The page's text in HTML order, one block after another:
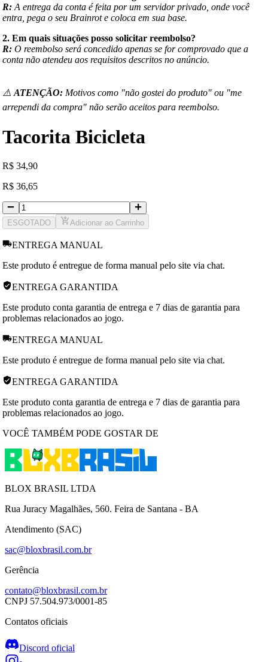
R: A entrega da conta é feita por um servidor privado, onde você
entra, pega o seu Brainrot e coloca em sua base.
2. Em quais situações posso solicitar reembolso?
R: O reembolso será concedido apenas se for comprovado que a
conta não atendeu aos requisitos descritos no anúncio.
⚠️ ATENÇÃO: Motivos como "não gostei do produto" ou "me
arrependi da compra" não serão aceitos para reembolso.
Tacorita Bicicleta
R$ 34,90
R$ 36,65
ESGOTADO Adicionar ao Carrinho
ENTREGA MANUAL
Este produto é entregue de forma manual pelo site via chat.
ENTREGA GARANTIDA
Este produto conta garantia de entrega e 7 dias de garantia para
problemas relacionados ao jogo.
ENTREGA MANUAL
Este produto é entregue de forma manual pelo site via chat.
ENTREGA GARANTIDA
Este produto conta garantia de entrega e 7 dias de garantia para
problemas relacionados ao jogo.
VOCÊ TAMBÉM PODE GOSTAR DE
BLOX BRASIL LTDA
Rua Juracy Magalhães, 560. Feira de Santana - BA
Atendimento (SAC)
sac@bloxbrasil.com.br
Gerência
contato@bloxbrasil.com.br
CNPJ 57.504.973/0001-85
Contatos oficiais
Discord oficial